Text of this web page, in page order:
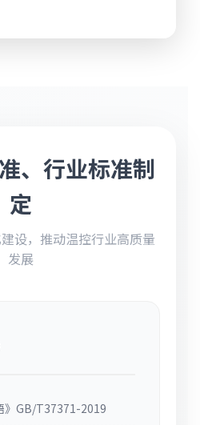
、行业标准制
定
设，推动温控行业高质量
发展
》GB/T37371-2019